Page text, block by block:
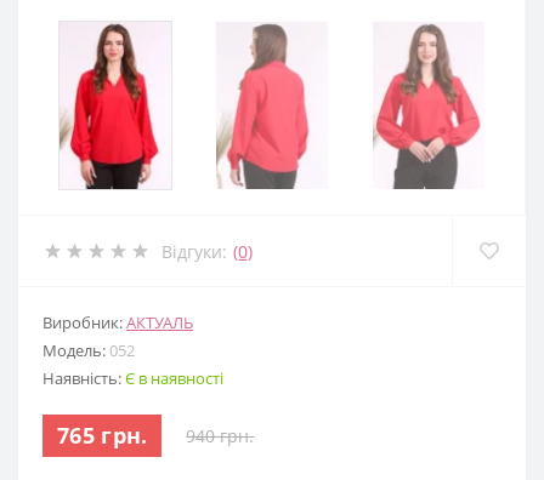
Відгуки: (0)
Виробник:АКТУАЛЬ
Модель:052
Наявність:Є в наявності
765 грн. 940 грн.